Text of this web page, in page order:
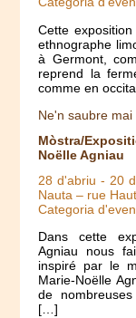
Cette
ethnographe
à Germont,
reprend la
comme en
Ne'n saubre mai
Mòstra/
Noëlle Agniau
28 d'abriu - 20
Nauta – rue
Categoria
Dans cette
Agniau nous
inspiré par le
Marie-Noëlle
de
[…]